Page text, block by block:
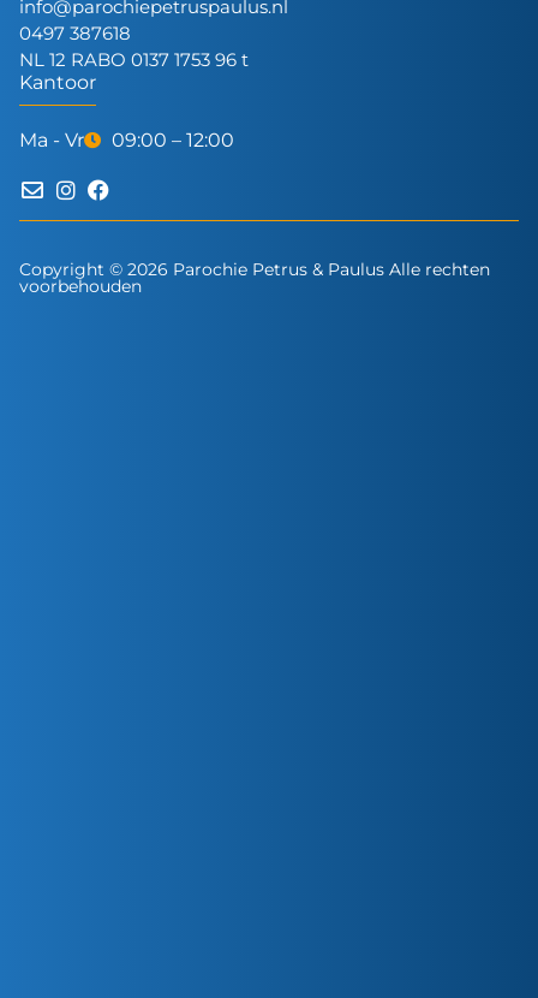
info@parochiepetruspaulus.nl
0497 387618
NL 12 RABO 0137 1753 96 t
Kantoor
Ma - Vr 09:00 – 12:00
Copyright © 2026 Parochie Petrus & Paulus Alle rechten
voorbehouden